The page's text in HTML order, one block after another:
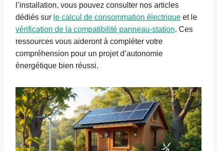
l’installation, vous pouvez consulter nos articles
dédiés sur le calcul de consommation électrique et le
vérification de la compatibilité panneau-station. Ces
ressources vous aideront à compléter votre
compréhension pour un projet d’autonomie
énergétique bien réussi.